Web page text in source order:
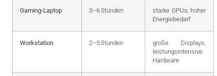
Gaming‑Laptop 3–6 Stunden
starke GPUs, hoher
Energiebedarf
Workstation 2–5 Stunden
große Displays,
leistungsintensive
Hardware